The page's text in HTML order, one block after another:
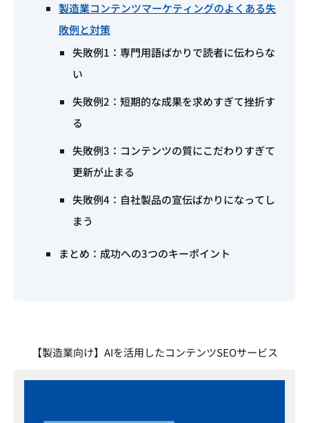
製造業コンテンツマーケティングのよくある失
敗例と対策
失敗例1：専門用語ばかりで読者に伝わらな
い
失敗例2：短期的な成果を求めすぎて挫折す
る
失敗例3：コンテンツの質にこだわりすぎて
更新が止まる
失敗例4：自社製品の宣伝ばかりになってし
まう
まとめ：成功への3つのキーポイント
【製造業向け】AIを活用したコンテンツSEOサービス